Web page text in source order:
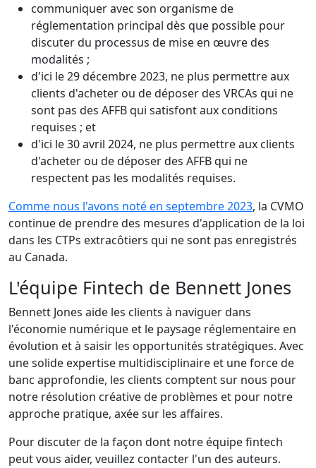
communiquer avec son organisme de
réglementation principal dès que possible pour
discuter du processus de mise en œuvre des
modalités ;
d'ici le 29 décembre 2023, ne plus permettre aux
clients d'acheter ou de déposer des VRCAs qui ne
sont pas des AFFB qui satisfont aux conditions
requises ; et
d'ici le 30 avril 2024, ne plus permettre aux clients
d'acheter ou de déposer des AFFB qui ne
respectent pas les modalités requises.
Comme nous l'avons noté en septembre 2023, la CVMO
continue de prendre des mesures d'application de la loi
dans les CTPs extracôtiers qui ne sont pas enregistrés
au Canada.
L'équipe Fintech de Bennett Jones
Bennett Jones aide les clients à naviguer dans
l'économie numérique et le paysage réglementaire en
évolution et à saisir les opportunités stratégiques. Avec
une solide expertise multidisciplinaire et une force de
banc approfondie, les clients comptent sur nous pour
notre résolution créative de problèmes et pour notre
approche pratique, axée sur les affaires.
Pour discuter de la façon dont notre équipe fintech
peut vous aider, veuillez contacter l'un des auteurs.